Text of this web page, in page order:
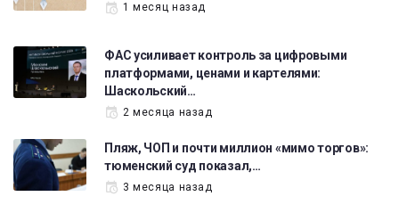
1 месяц назад
ФАС усиливает контроль за цифровыми
платформами, ценами и картелями:
Шаскольский…
2 месяца назад
Пляж, ЧОП и почти миллион «мимо торгов»:
тюменский суд показал,…
3 месяца назад